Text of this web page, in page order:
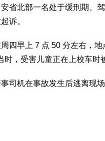
省北部一名处于缓刑期、
诉。
四早上 7 点 50 分左右，
时，受害儿童正在上校车时
司机在事故发生后逃离现